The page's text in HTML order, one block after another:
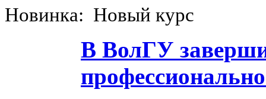
Новинка: Новый курс
В ВолГУ